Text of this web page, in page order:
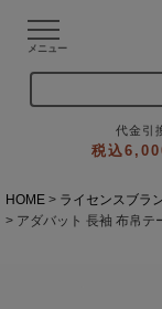
メニュー
代金引
税込
HOME ライセンスブラ
アダバット 長袖 布帛